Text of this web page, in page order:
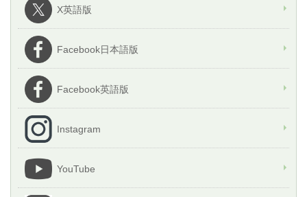
X英語版
Facebook日本語版
Facebook英語版
Instagram
YouTube